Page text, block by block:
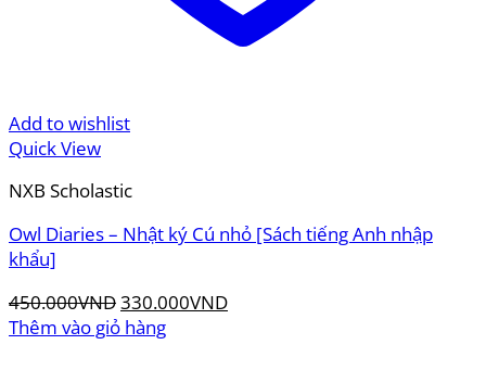
Add to wishlist
Quick View
NXB Scholastic
Owl Diaries – Nhật ký Cú nhỏ [Sách tiếng Anh nhập
khẩu]
450.000VNDGiá
gốc
330.000VNDGiá
Thêm vào giỏ hàng